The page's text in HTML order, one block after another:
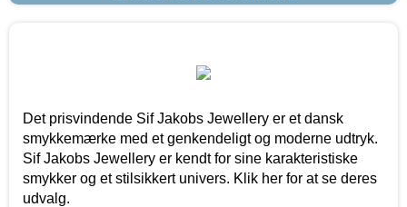
Det prisvindende Sif Jakobs Jewellery er et dansk
smykkemærke med et genkendeligt og moderne udtryk.
Sif Jakobs Jewellery er kendt for sine karakteristiske
smykker og et stilsikkert univers. Klik her for at se deres
udvalg.